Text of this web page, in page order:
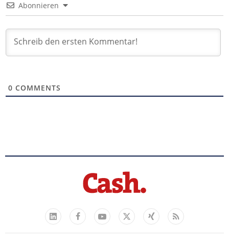
Abonnieren
0 COMMENTS
LinkedIn
FacebookYouTube
X
Xing Feed